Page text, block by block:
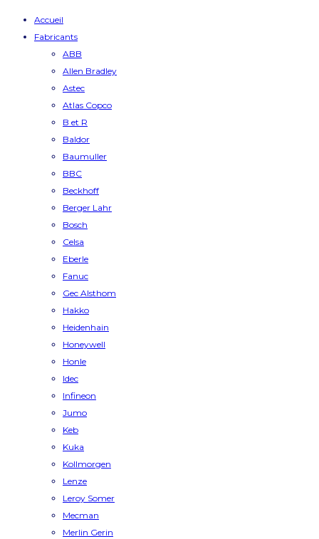
Accueil
Fabricants
ABB
Allen Bradley
Astec
Atlas Copco
B et R
Baldor
Baumuller
BBC
Beckhoff
Berger Lahr
Bosch
Celsa
Eberle
Fanuc
Gec Alsthom
Hakko
Heidenhain
Honeywell
Honle
Idec
Infineon
Jumo
Keb
Kuka
Kollmorgen
Lenze
Leroy Somer
Mecman
Merlin Gerin